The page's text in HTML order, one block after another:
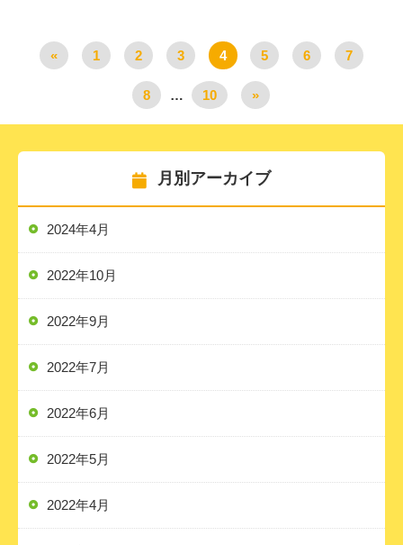
« 1 2 3 4 5 6 7
8 … 10 »
月別アーカイブ
2024年4月
2022年10月
2022年9月
2022年7月
2022年6月
2022年5月
2022年4月